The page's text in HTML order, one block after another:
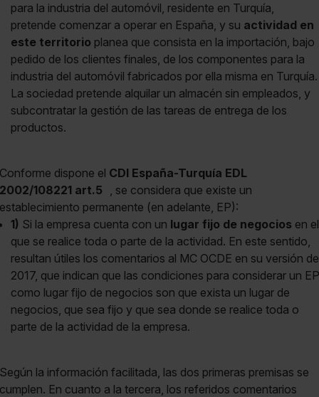
para la industria del automóvil, residente en Turquía,
pretende comenzar a operar en España, y su actividad en
este territorio planea que consista en la importación, bajo
pedido de los clientes finales, de los componentes para la
industria del automóvil fabricados por ella misma en Turquía.
La sociedad pretende alquilar un almacén sin empleados, y
subcontratar la gestión de las tareas de entrega de los
productos.
Conforme dispone el CDI España-Turquía EDL
2002/108221 art.5 , se considera que existe un
establecimiento permanente (en adelante, EP):
1) Si la empresa cuenta con un lugar fijo de negocios en el
que se realice toda o parte de la actividad. En este sentido,
resultan útiles los comentarios al MC OCDE en su versión de
2017, que indican que las condiciones para considerar un EP
como lugar fijo de negocios son que exista un lugar de
negocios, que sea fijo y que sea donde se realice toda o
parte de la actividad de la empresa.
Según la información facilitada, las dos primeras premisas se
cumplen. En cuanto a la tercera, los referidos comentarios